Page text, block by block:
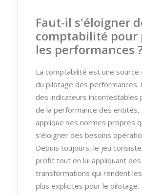
Faut-il s'éloigner
comptabilité pour
les performances
La comptabilité est une source
du pilotage des performances.
des indicateurs incontestables
de la performance des entités,
applique ses normes propres
s’éloigner des besoins
Depuis toujours, le jeu
profit tout en lui appliquant des
transformations qui rendent
plus explicites pour le pilotage.